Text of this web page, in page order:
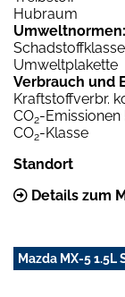
Hubraum
Umweltnormen:
Schadstoffklasse
Umweltplakette
Verbrauch und
Kraftstoffverbr.
CO2-Emissionen
CO2-Klasse
Standort
Details zum
Mazda MX-5 1.5L